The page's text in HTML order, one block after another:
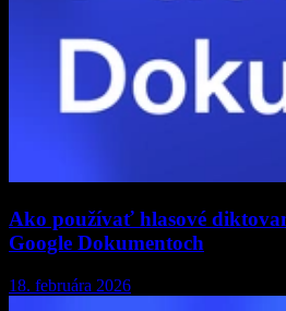
Ako používať hlasové
Google Dokumentoch
18. februára 2026